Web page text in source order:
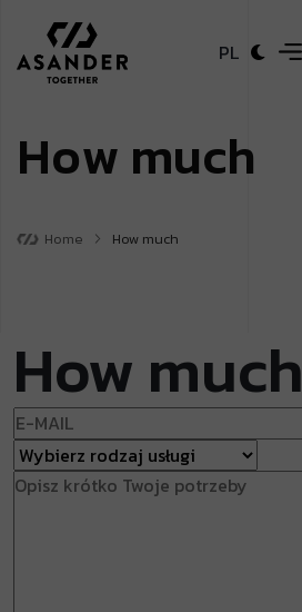
PL
How much
Home How much
How much